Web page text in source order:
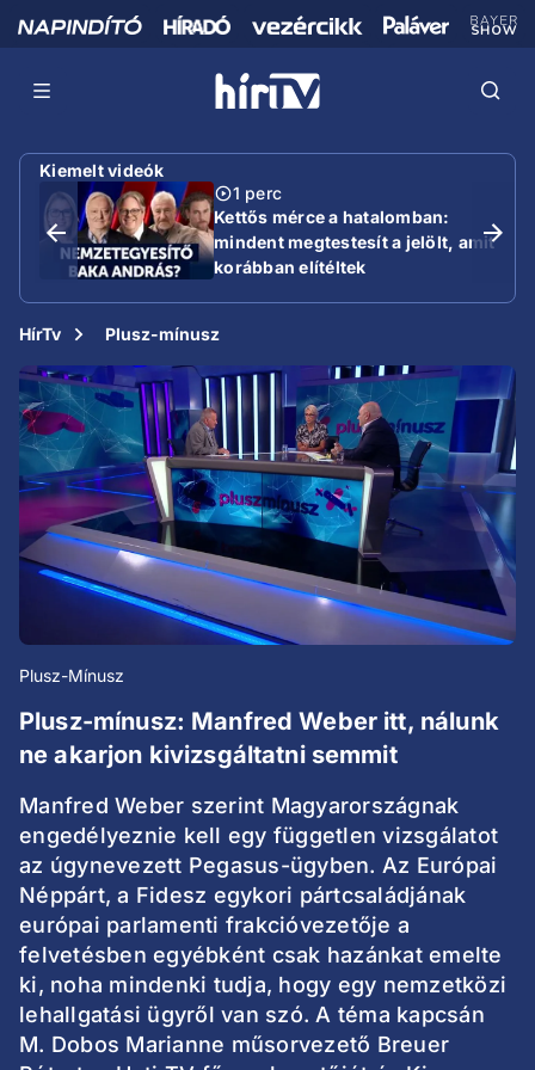
Kiemelt videók
1 perc
Kettős mérce a hatalomban:
mindent megtestesít a jelölt, amit
korábban elítéltek
HírTv Plusz-mínusz
Plusz-Mínusz
Plusz-mínusz: Manfred Weber itt, nálunk
ne akarjon kivizsgáltatni semmit
Manfred Weber szerint Magyarországnak
engedélyeznie kell egy független vizsgálatot
az úgynevezett Pegasus-ügyben. Az Európai
Néppárt, a Fidesz egykori pártcsaládjának
európai parlamenti frakcióvezetője a
felvetésben egyébként csak hazánkat emelte
ki, noha mindenki tudja, hogy egy nemzetközi
lehallgatási ügyről van szó. A téma kapcsán
M. Dobos Marianne műsorvezető Breuer